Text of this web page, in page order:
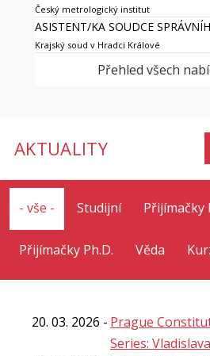
Český metrologický institut
ASISTENT/KA SOUDCE
Krajský soud v Hradci Králové
Přehled všech
AKTUALITY
- vše - Studijní Přijímačky
Přijímačky Ph.D. Věda
20. 03. 2026
Prague
Series: